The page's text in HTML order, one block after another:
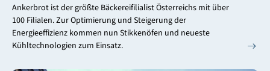
Ankerbrot ist der größte Bäckereifilialist Österreichs mit über
100 Filialen. Zur Optimierung und Steigerung der
Energieeffizienz kommen nun Stikkenöfen und neueste
Kühltechnologien zum Einsatz.